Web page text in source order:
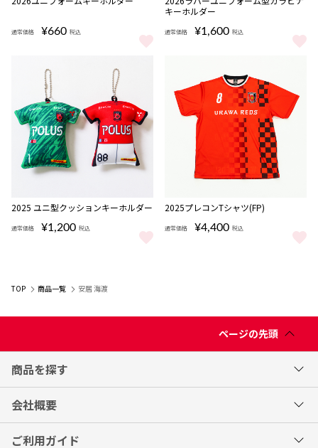
通常価格 ¥660 税込
2026ユニフォームキーホルダー をもっと見る
キーホルダー
通常価格 ¥1,600 税込
2026ラバーユニフォーム型カラ
2025 ユニ型クッションキーホルダー
通常価格 ¥1,200 税込
2025 ユニ型クッションキーホルダー をもっと見る
2025プレコンTシャツ(FP)
通常価格 ¥4,400 税込
2025プレコンTシャツ(FP) をも
TOP 商品一覧 安居 海渡
ページの先頭
商品を探す
会社概要
ご利用ガイド